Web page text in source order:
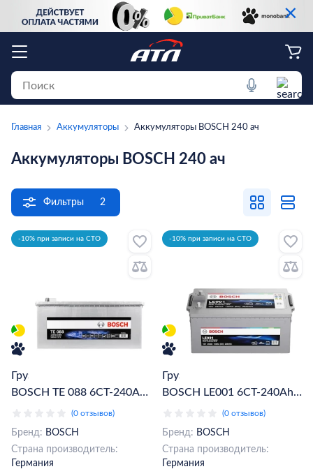
×
Главная Аккумуляторы Аккумуляторы BOSCH 240 ач
Аккумуляторы BOSCH 240 ач
Фильтры 2
-10% при записи на СТО
Грузовой аккумулятор
BOSCH TE 088 6СТ-240Ah
Аз (0092TE0888)(0 отзывов)
Бренд: BOSCH
Страна производитель:
Германия
-10% при записи на СТО
Грузовой аккумулятор
BOSCH LE001 6CT-240Ah
Аз (0 092 LE0 010)
(0 отзывов)
Бренд: BOSCH
Страна производитель:
Германия